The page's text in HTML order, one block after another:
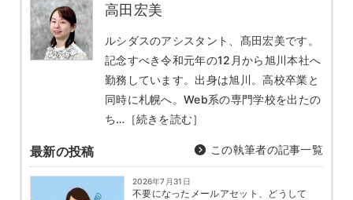
高田宏美
ルシダスのアシスタント、髙田宏美です。
記念すべき令和元年の12月から旭川本社へ
勤務しています。出身は旭川。高校卒業と
同時に札幌へ。Web系の専門学校を出たの
ち… ［続きを読む］
最新の投稿 この執筆者の記事一覧
2026年7月31日
不要になったメールアセット、どうして